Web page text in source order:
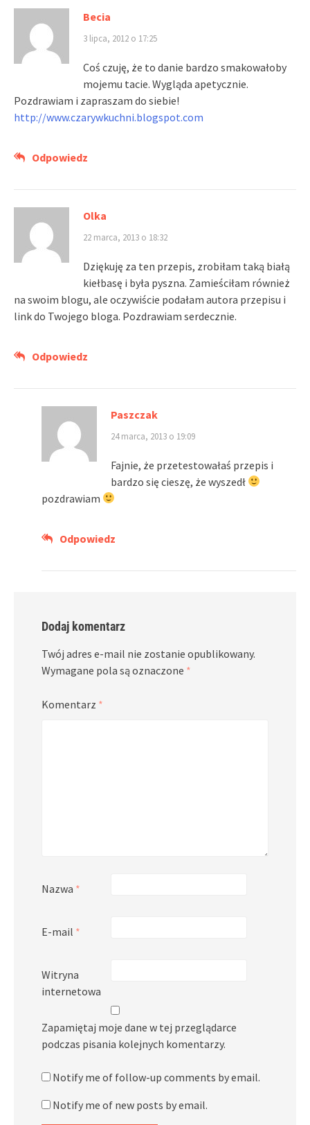
Becia
3 lipca, 2012 o 17:25
Coś czuję, że to danie bardzo smakowałoby
mojemu tacie. Wygląda apetycznie.
Pozdrawiam i zapraszam do siebie!
http://www.czarywkuchni.blogspot.com
Odpowiedz
Olka
22 marca, 2013 o 18:32
Dziękuję za ten przepis, zrobiłam taką białą
kiełbasę i była pyszna. Zamieściłam również
na swoim blogu, ale oczywiście podałam autora przepisu i
link do Twojego bloga. Pozdrawiam serdecznie.
Odpowiedz
Paszczak
24 marca, 2013 o 19:09
Fajnie, że przetestowałaś przepis i
bardzo się cieszę, że wyszedł
pozdrawiam
Odpowiedz
Dodaj komentarz
Twój adres e-mail nie zostanie opublikowany.
Wymagane pola są oznaczone *
Komentarz *
Nazwa *
E-mail *
Witryna
internetowa
Zapamiętaj moje dane w tej przeglądarce
podczas pisania kolejnych komentarzy.
Notify me of follow-up comments by email.
Notify me of new posts by email.